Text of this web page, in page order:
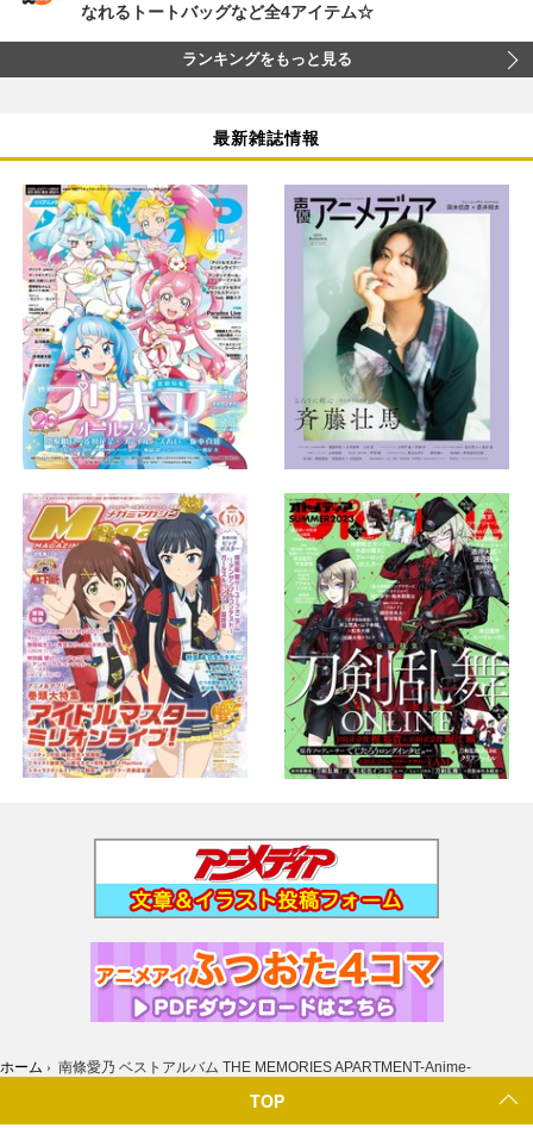
なれるトートバッグなど全4アイテム☆
ランキングをもっと見る
最新雑誌情報
ホーム › 南條愛乃 ベストアルバム THE MEMORIES APARTMENT-Anime-
TOP